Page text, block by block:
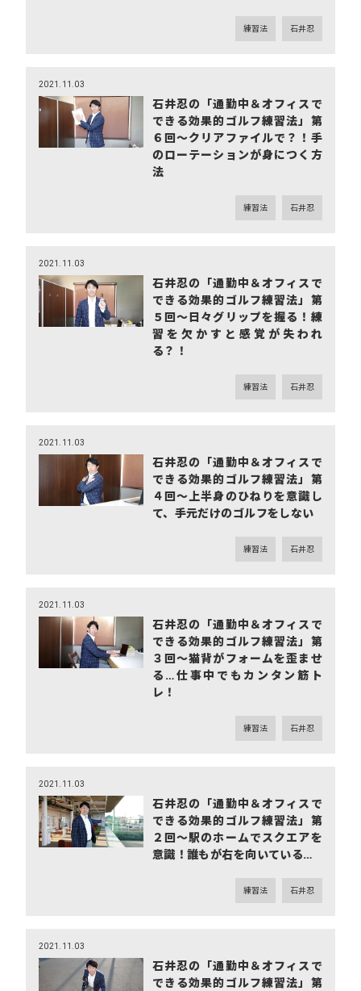
練習法 石井忍
2021.11.03
石井忍の「通勤中＆オフィスで
できる効果的ゴルフ練習法」第
６回～クリアファイルで？！手
のローテーションが身につく方
法
練習法 石井忍
2021.11.03
石井忍の「通勤中＆オフィスで
できる効果的ゴルフ練習法」第
５回～日々グリップを握る！練
習を欠かすと感覚が失われ
る？！
練習法 石井忍
2021.11.03
石井忍の「通勤中＆オフィスで
できる効果的ゴルフ練習法」第
４回～上半身のひねりを意識し
て、手元だけのゴルフをしない
練習法 石井忍
2021.11.03
石井忍の「通勤中＆オフィスで
できる効果的ゴルフ練習法」第
３回～猫背がフォームを歪ませ
る…仕事中でもカンタン筋ト
レ！
練習法 石井忍
2021.11.03
石井忍の「通勤中＆オフィスで
できる効果的ゴルフ練習法」第
２回～駅のホームでスクエアを
意識！誰もが右を向いている…
練習法 石井忍
2021.11.03
石井忍の「通勤中＆オフィスで
できる効果的ゴルフ練習法」第